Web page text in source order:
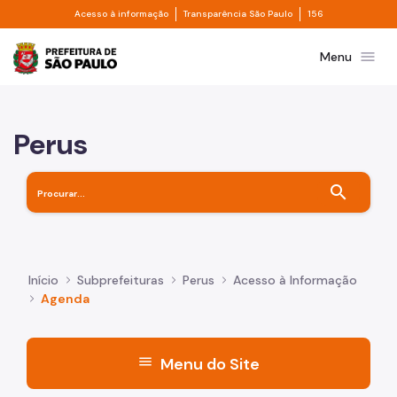
Pular para o Conteúdo principal
Acesso à informação Divisor de acesso à informação
Transparência São Paulo Divisor de
156
Prefeitura de São PauloMenu menu
Perus
search
Início Subprefeituras Perus
Acesso à Informação
Agenda
menu Menu do Site